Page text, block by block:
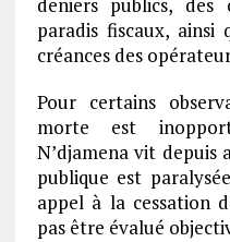
deniers publics, des
paradis fiscaux,
créances des
Pour certains
morte est
N’djamena vit depuis
publique est
appel à la cessation
pas être évalué